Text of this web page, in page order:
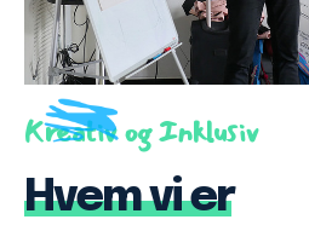
Kreativ og Inklusiv
Hvem vi er